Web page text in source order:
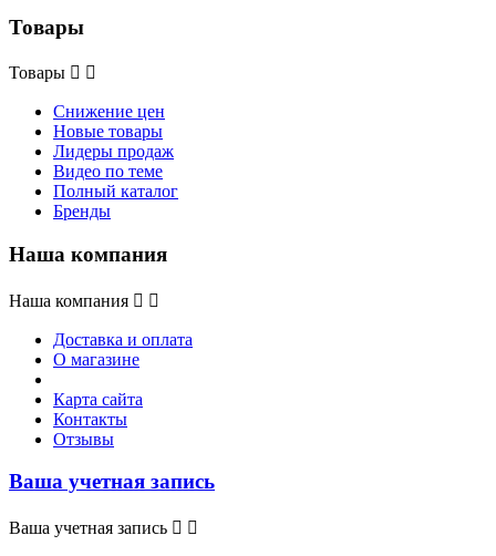
Товары
Товары  
Снижение цен
Новые товары
Лидеры продаж
Видео по теме
Полный каталог
Бренды
Наша компания
Наша компания  
Доставка и оплата
О магазине
Карта сайта
Контакты
Отзывы
Ваша учетная запись
Ваша учетная запись  